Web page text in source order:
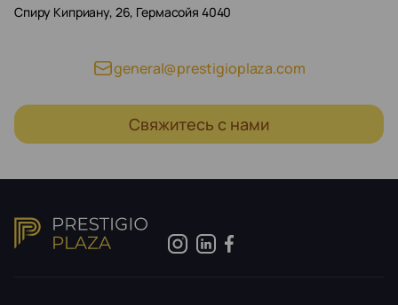
Спиру Киприану, 26, Гермасойя 4040
general@prestigioplaza.com
Свяжитесь с нами